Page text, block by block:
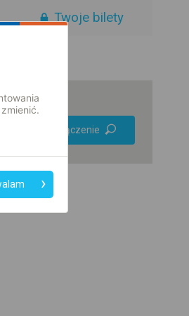
Twoje bilety
Znajdź połączenie